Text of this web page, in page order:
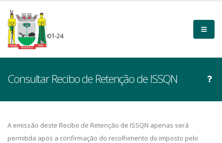
MARAU-RS
87.599.122/0001-24
Consultar Recibo de Retenção de ISSQN
A emissão deste Recibo de Retenção de ISSQN apenas será
permitida após a confirmação do recolhimento do imposto pelo